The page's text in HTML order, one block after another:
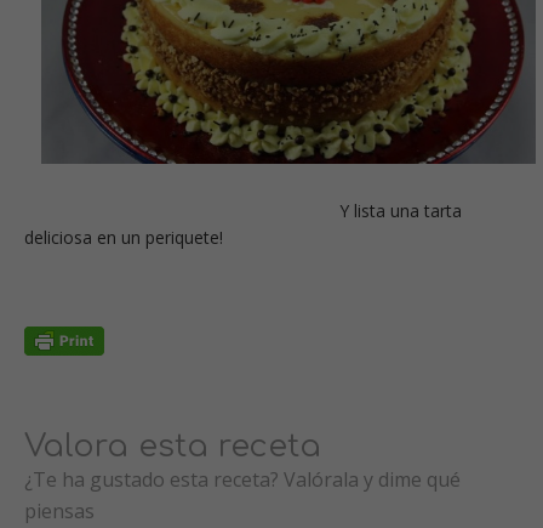
Y lista una tarta
deliciosa en un periquete!
Valora esta receta
¿Te ha gustado esta receta? Valórala y dime qué
piensas